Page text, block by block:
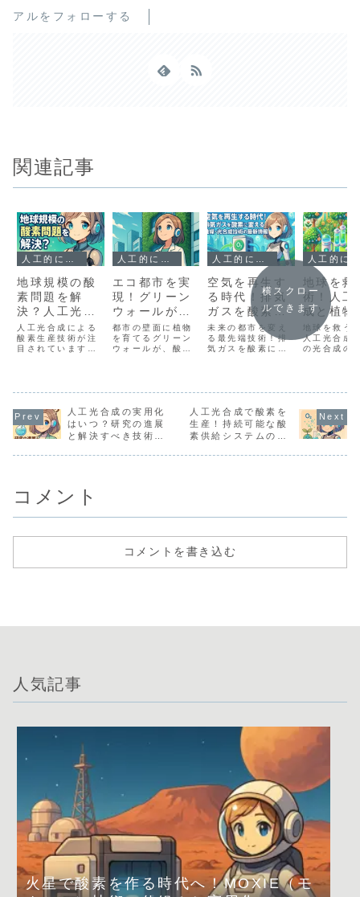
アルをフォローする
関連記事
人工的に酸素をつくる方法は？
地球規模の酸
素問題を解
決？人工光合
成を活用した
新技術とは
人工光合成による
酸素生産技術が注
目されています。
人工的に酸素をつくる方法は？
エコ都市を実
現！グリーン
ウォールが都
市の酸素供給
を支える未来
都市の壁面に植物
を育てるグリーン
ウォールが、酸素
の第一歩を紹介し
ます。
人工的に酸素をつくる方法は？
空気を再生す
る時代！排気
ガスを酸素に
変える触媒・
光合成技術の
最新情報
未来の都市を変え
る最先端技術！排
気ガスを酸素に変
詳しく解説しま
す。
地球を救
術！人工
成と植物
合成の違
応用分野
地球を救う
人工光合成
の光合成の
の基本メカ
光合成とは
が太陽光を
横スクロー
ルできます
人工光合成の実用化
はいつ？研究の進展
と解決すべき技術的
人工光合成で酸素を
生産！持続可能な酸
素供給システムの最
コメント
コメントを書き込む
人気記事
火星で酸素を作る時代へ！MOXIE（モ